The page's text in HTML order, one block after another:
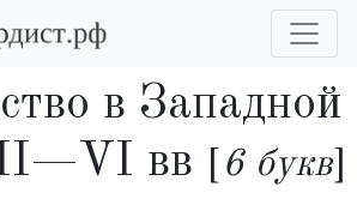
в Западной
II—VI вв
6 букв]